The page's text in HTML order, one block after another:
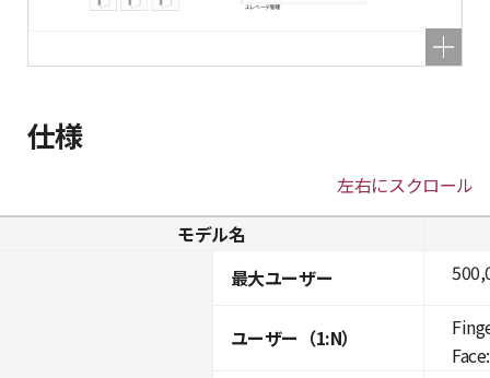
仕様
左右にスクロール
モデル名
最大ユーザー
ユーザー（1:N）